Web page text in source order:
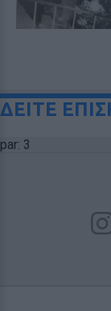
ΔΕΙΤΕ
par: 3